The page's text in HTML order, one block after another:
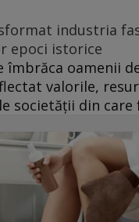
industria
epoci istorice
îmbrăca oamenii
valorile,
societății din care